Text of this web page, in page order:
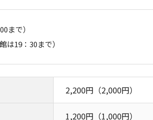
まで）
19：30まで）
2,200円（2,000円）
1,200円（1,000円）